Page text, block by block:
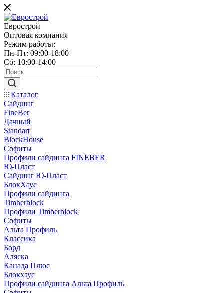
Еврострой
Оптовая компания
Режим работы:
Пн-Пт: 09:00-18:00
Сб: 10:00-14:00
Каталог
Сайдинг
FineBer
Дачный
Standart
BlockHouse
Софиты
Профили сайдинга FINEBER
Ю-Пласт
Сайдинг Ю-Пласт
БлокХаус
Профили сайдинга
Timberblock
Профили Timberblock
Софиты
Альта Профиль
Классика
Борд
Аляска
Канада Плюс
Блокхаус
Профили сайдинга Альта Профиль